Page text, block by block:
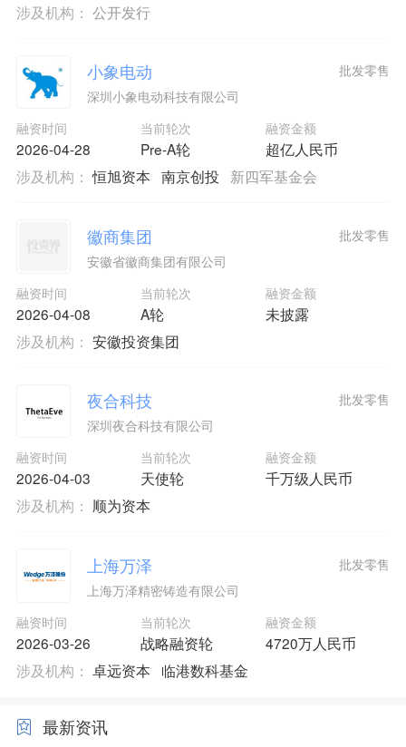
涉及机构： 公开发行
小象电动
深圳小象电动科技有限公司
融资时间
2026-04-28
当前轮次
Pre-A轮
融资金额
超亿人民币
批发零售
涉及机构：恒旭资本 南京创投 新四军基金会
徽商集团
安徽省徽商集团有限公司
融资时间
2026-04-08
当前轮次
A轮
融资金额
未披露
批发零售
涉及机构： 安徽投资集团
夜合科技
深圳夜合科技有限公司
融资时间
2026-04-03
当前轮次
天使轮
融资金额
千万级人民币
批发零售
涉及机构： 顺为资本
上海万泽
上海万泽精密铸造有限公司
融资时间
2026-03-26
当前轮次
战略融资轮
融资金额
4720万人民币
批发零售
涉及机构： 卓远资本 临港数科基金
最新资讯